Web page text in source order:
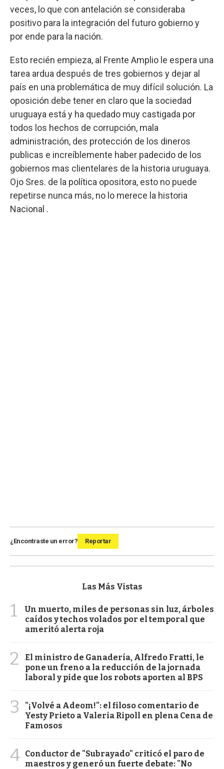
veces, lo que con antelación se consideraba
positivo para la integración del futuro gobierno y
por ende para la nación.
Esto recién empieza, al Frente Amplio le espera una
tarea ardua después de tres gobiernos y dejar al
país en una problemática de muy difícil solución. La
oposición debe tener en claro que la sociedad
uruguaya está y ha quedado muy castigada por
todos los hechos de corrupción, mala
administración, des protección de los dineros
publicas e increíblemente haber padecido de los
gobiernos mas clientelares de la historia uruguaya.
Ojo Sres. de la política opositora, esto no puede
repetirse nunca más, no lo merece la historia
Nacional .
¿Encontraste un error? Reportar
Las Más Vistas
1
Un muerto, miles de personas sin luz, árboles
caídos y techos volados por el temporal que
ameritó alerta roja
2
El ministro de Ganadería, Alfredo Fratti, le
pone un freno a la reducción de la jornada
laboral y pide que los robots aporten al BPS
3
"¡Volvé a Adeom!": el filoso comentario de
Yesty Prieto a Valeria Ripoll en plena Cena de
Famosos
4 Conductor de "Subrayado" criticó el paro de
maestros y generó un fuerte debate: "No